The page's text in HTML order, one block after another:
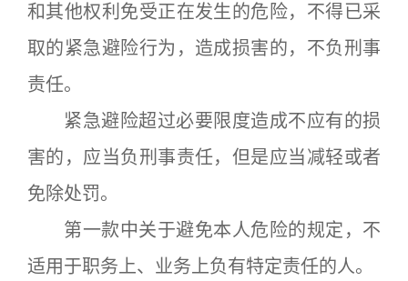
和其他权利免受正在发生的危险，不得已采
取的紧急避险行为，造成损害的，不负刑事
责任。
紧急避险超过必要限度造成不应有的损
害的，应当负刑事责任，但是应当减轻或者
免除处罚。
第一款中关于避免本人危险的规定，不
适用于职务上、业务上负有特定责任的人。